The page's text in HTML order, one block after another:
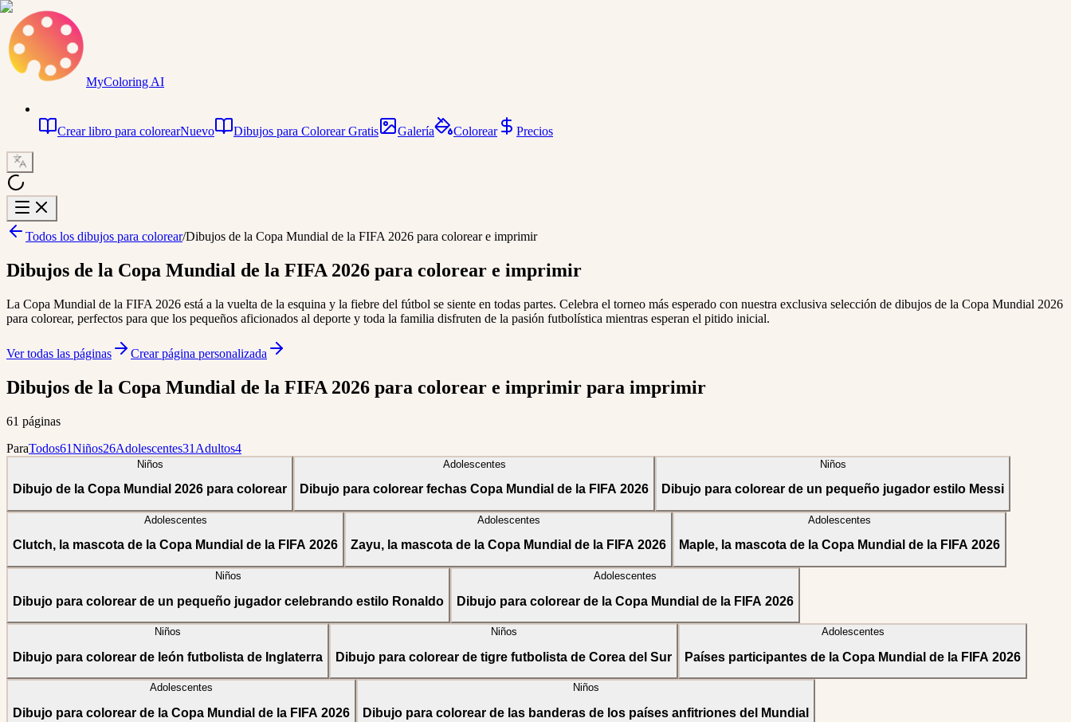
MyColoring AI
Crear libro para colorearNuevo Dibujos para Colorear Gratis Galería Colorear Precios
Todos los dibujos para colorear/Dibujos de la Copa Mundial de la FIFA 2026 para colorear e imprimir
Dibujos de la Copa Mundial de la FIFA 2026 para colorear e imprimir
La Copa Mundial de la FIFA 2026 está a la vuelta de la esquina y la fiebre del fútbol se siente en todas partes. Celebra el torneo más esperado con nuestra exclusiva selección de dibujos de la Copa Mundial 2026
para colorear, perfectos para que los pequeños aficionados al deporte y toda la familia disfruten de la pasión futbolística mientras esperan el pitido inicial.
Ver todas las páginas Crear página personalizada
Dibujos de la Copa Mundial de la FIFA 2026 para colorear e imprimir para imprimir
61 páginas
ParaTodos61Niños26Adolescentes31 Adultos4
Niños
Dibujo de la Copa Mundial 2026 para colorear
Adolescentes
Dibujo para colorear fechas Copa Mundial de la FIFA 2026
Niños
Dibujo para colorear de un pequeño jugador estilo Messi
Adolescentes
Clutch, la mascota de la Copa Mundial de la FIFA 2026
Adolescentes
Zayu, la mascota de la Copa Mundial de la FIFA 2026
Adolescentes
Maple, la mascota de la Copa Mundial de la FIFA 2026
Niños
Dibujo para colorear de un pequeño jugador celebrando estilo Ronaldo
Adolescentes
Dibujo para colorear de la Copa Mundial de la FIFA 2026
Niños
Dibujo para colorear de león futbolista de Inglaterra
Niños
Dibujo para colorear de tigre futbolista de Corea del Sur
Adolescentes
Países participantes de la Copa Mundial de la FIFA 2026
Adolescentes
Dibujo para colorear de la Copa Mundial de la FIFA 2026
Niños
Dibujo para colorear de las banderas de los países anfitriones del Mundial